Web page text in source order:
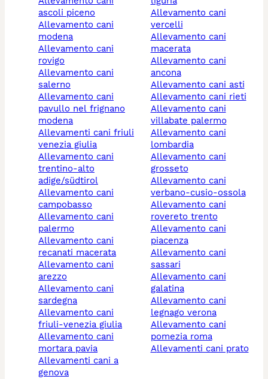
ascoli piceno
allevamento cani
modena
allevamento cani
rovigo
allevamento cani
salerno
allevamento cani
pavullo nel frignano
modena
allevamenti cani friuli
venezia giulia
allevamento cani
trentino-alto
adige/südtirol
allevamento cani
campobasso
allevamento cani
palermo
allevamento cani
recanati macerata
allevamento cani
arezzo
allevamento cani
sardegna
allevamento cani
friuli-venezia giulia
allevamento cani
mortara pavia
allevamenti cani a
genova
allevamento cani
vercelli
allevamento cani
macerata
allevamento cani
ancona
allevamento cani asti
allevamento cani rieti
allevamento cani
villabate palermo
allevamento cani
lombardia
allevamento cani
grosseto
allevamento cani
verbano-cusio-ossola
allevamento cani
rovereto trento
allevamento cani
piacenza
allevamento cani
sassari
allevamento cani
galatina
allevamento cani
legnago verona
allevamento cani
pomezia roma
allevamenti cani prato